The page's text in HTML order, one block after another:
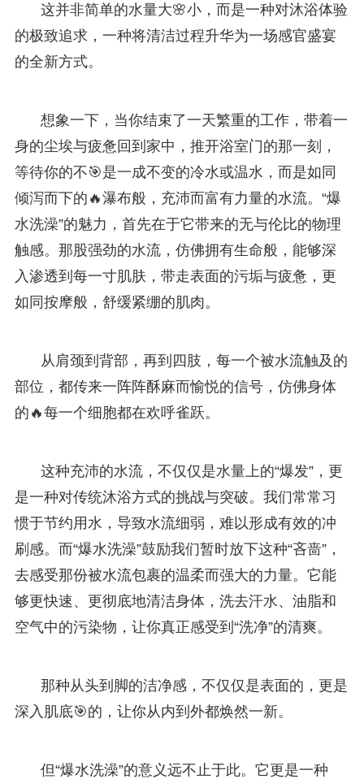
这并非简单的水量大🌸小，而是一种对沐浴体验
的极致追求，一种将清洁过程升华为一场感官盛宴
的全新方式。
想象一下，当你结束了一天繁重的工作，带着一
身的尘埃与疲惫回到家中，推开浴室门的那一刻，
等待你的不🎯是一成不变的冷水或温水，而是如同
倾泻而下的🔥瀑布般，充沛而富有力量的水流。“爆
水洗澡”的魅力，首先在于它带来的无与伦比的物理
触感。那股强劲的水流，仿佛拥有生命般，能够深
入渗透到每一寸肌肤，带走表面的污垢与疲惫，更
如同按摩般，舒缓紧绷的肌肉。
从肩颈到背部，再到四肢，每一个被水流触及的
部位，都传来一阵阵酥麻而愉悦的信号，仿佛身体
的🔥每一个细胞都在欢呼雀跃。
这种充沛的水流，不仅仅是水量上的“爆发”，更
是一种对传统沐浴方式的挑战与突破。我们常常习
惯于节约用水，导致水流细弱，难以形成有效的冲
刷感。而“爆水洗澡”鼓励我们暂时放下这种“吝啬”，
去感受那份被水流包裹的温柔而强大的力量。它能
够更快速、更彻底地清洁身体，洗去汗水、油脂和
空气中的污染物，让你真正感受到“洗净”的清爽。
那种从头到脚的洁净感，不仅仅是表面的，更是
深入肌底🎯的，让你从内到外都焕然一新。
但“爆水洗澡”的意义远不止于此。它更是一种